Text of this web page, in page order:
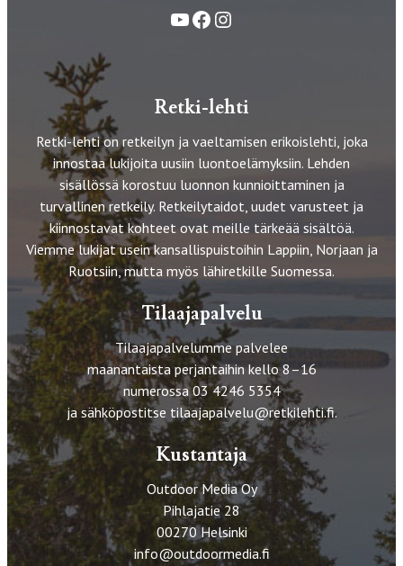
YouTube
FacebookInstagram
Retki-lehti
Retki-lehti on retkeilyn ja vaeltamisen erikoislehti, joka
innostaa lukijoita uusiin luontoelämyksiin. Lehden
sisällössä korostuu luonnon kunnioittaminen ja
turvallinen retkeily. Retkeilytaidot, uudet varusteet ja
kiinnostavat kohteet ovat meille tärkeää sisältöä.
Viemme lukijat usein kansallispuistoihin Lappiin, Norjaan ja
Ruotsiin, mutta myös lähiretkille Suomessa.
Tilaajapalvelu
Tilaajapalvelumme palvelee
maanantaista perjantaihin kello 8–16
numerossa 03 4246 5354
ja sähköpostitse tilaajapalvelu@retkilehti.fi.
Kustantaja
Outdoor Media Oy
Pihlajatie 28
00270 Helsinki
info@outdoormedia.fi